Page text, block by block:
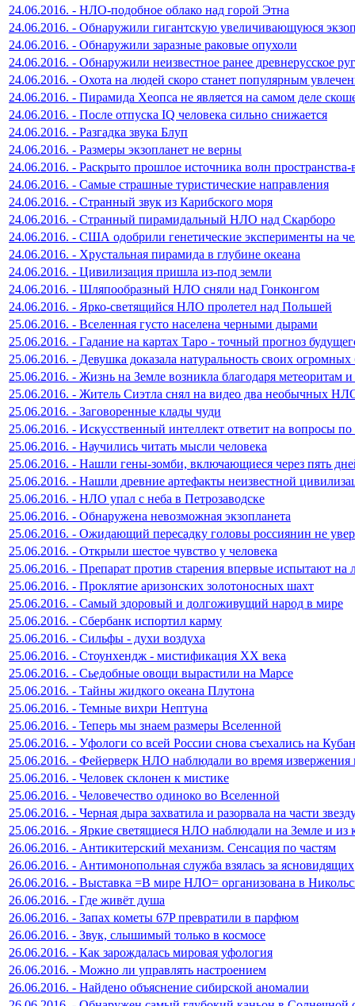
24.06.2016. - НЛО-подобное облако над горой Этна
24.06.2016. - Обнаружили гигантскую увеличивающуюся
24.06.2016. - Обнаружили заразные раковые опухоли
24.06.2016. - Обнаружили неизвестное ранее древнерусское
24.06.2016. - Охота на людей скоро станет популярным
24.06.2016. - Пирамида Хеопса не является на самом деле
24.06.2016. - После отпуска IQ человека сильно снижается
24.06.2016. - Разгадка звука Блуп
24.06.2016. - Размеры экзопланет не верны
24.06.2016. - Раскрыто прошлое источника волн
24.06.2016. - Самые страшные туристические направления
24.06.2016. - Странный звук из Карибского моря
24.06.2016. - Странный пирамидальный НЛО над Скарборо
24.06.2016. - США одобрили генетические эксперименты на
24.06.2016. - Хрустальная пирамида в глубине океана
24.06.2016. - Цивилизация пришла из-под земли
24.06.2016. - Шляпообразный НЛО сняли над Гонконгом
24.06.2016. - Ярко-светящийся НЛО пролетел над Польшей
25.06.2016. - Вселенная густо населена черными дырами
25.06.2016. - Гадание на картах Таро - точный прогноз
25.06.2016. - Девушка доказала натуральность своих огромных
25.06.2016. - Жизнь на Земле возникла благодаря метеоритам
25.06.2016. - Житель Сиэтла снял на видео два необычных
25.06.2016. - Заговоренные клады чуди
25.06.2016. - Искусственный интеллект ответит на вопросы
25.06.2016. - Научились читать мысли человека
25.06.2016. - Нашли гены-зомби, включающиеся через пять
25.06.2016. - Нашли древние артефакты неизвестной
25.06.2016. - НЛО упал с неба в Петрозаводске
25.06.2016. - Обнаружена невозможная экзопланета
25.06.2016. - Ожидающий пересадку головы россиянин не
25.06.2016. - Открыли шестое чувство у человека
25.06.2016. - Препарат против старения впервые испытают на
25.06.2016. - Проклятие аризонских золотоносных шахт
25.06.2016. - Самый здоровый и долгоживущий народ в мире
25.06.2016. - Сбербанк испортил карму
25.06.2016. - Сильфы - духи воздуха
25.06.2016. - Стоунхендж - мистификация XX века
25.06.2016. - Сьедобные овощи вырастили на Марсе
25.06.2016. - Тайны жидкого океана Плутона
25.06.2016. - Темные вихри Нептуна
25.06.2016. - Теперь мы знаем размеры Вселенной
25.06.2016. - Уфологи со всей России снова съехались на
25.06.2016. - Фейерверк НЛО наблюдали во время извержения
25.06.2016. - Человек склонен к мистике
25.06.2016. - Человечество одиноко во Вселенной
25.06.2016. - Черная дыра захватила и разорвала на части
25.06.2016. - Яркие светящиеся НЛО наблюдали на Земле и из
26.06.2016. - Антикитерский механизм. Сенсация по частям
26.06.2016. - Антимонопольная служба взялась за ясновидящих
26.06.2016. - Выставка =В мире НЛО= организована в
26.06.2016. - Где живёт душа
26.06.2016. - Запах кометы 67P превратили в парфюм
26.06.2016. - Звук, слышимый только в космосе
26.06.2016. - Как зарождалась мировая уфология
26.06.2016. - Можно ли управлять настроением
26.06.2016. - Найдено объяснение сибирской аномалии